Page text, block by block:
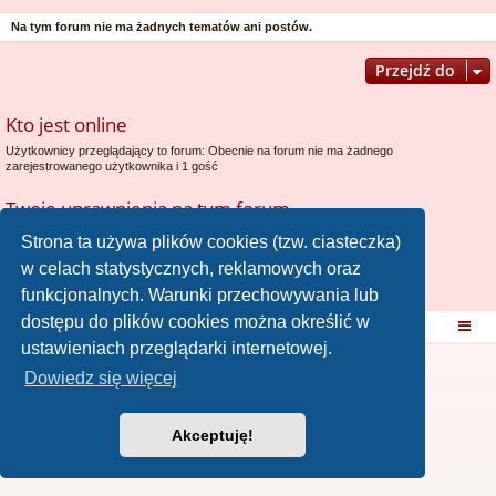
Strona ta używa plików cookies (tzw. ciasteczka)
w celach statystycznych, reklamowych oraz
funkcjonalnych. Warunki przechowywania lub
dostępu do plików cookies można określić w
ustawieniach przeglądarki internetowej.
Dowiedz się więcej
Akceptuję!
Na tym forum nie ma żadnych tematów ani postów.
Przejdź do
Kto jest online
Użytkownicy przeglądający to forum: Obecnie na forum nie ma żadnego
zarejestrowanego użytkownika i 1 gość
Twoje uprawnienia na tym forum
Nie możesz
tworzyć nowych tematów
Nie możesz odpowiadać w tematach
Nie możeszzmieniać swoich postów
usuwać swoich postów
Nie możeszdodawać załączników
Strona domowa Strona główna